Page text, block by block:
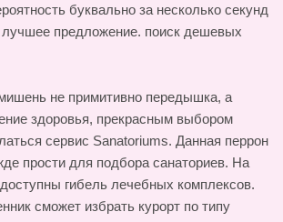
буквально за несколько секунд
лучшее предложение. поиск дешевых
не примитивно передышка, а
здоровья, прекрасным выбором
сервис Sanatoriums. Данная перрон
прости для подбора санаториев. На
гибель лечебных комплексов.
сможет избрать курорт по типу